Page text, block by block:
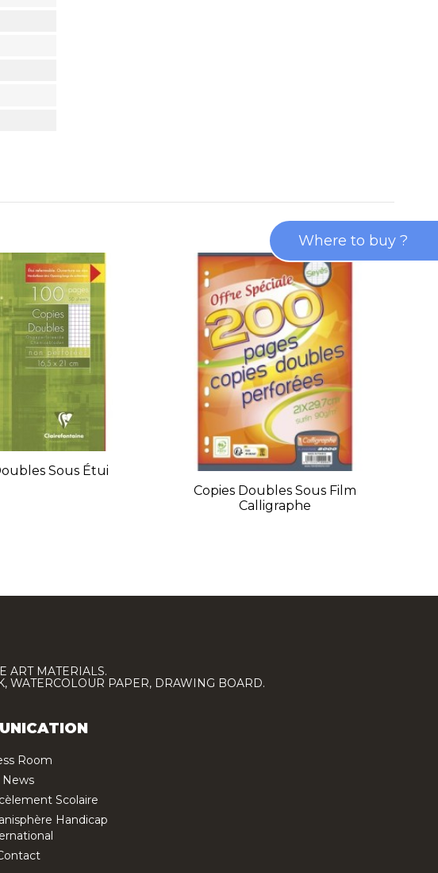
Sous Étui
Copies Doubles Sous Film
Calligraphe
ART MATERIALS.
WATERCOLOUR PAPER, DRAWING BOARD.
Room
News
Scolaire
Handicap
Where to buy ?